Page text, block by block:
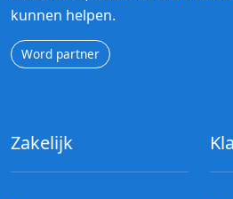
kunnen helpen.
Word partner
Zakelijk